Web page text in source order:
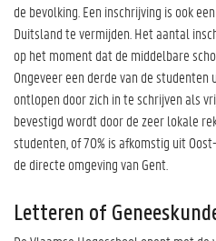
de bevolking. Een inschrijving is ook
Duitsland te vermijden. Het aantal
op het moment dat de middelbare
Ongeveer een derde van de studenten
ontlopen door zich in te schrijven als
bevestigd wordt door de zeer lokale
studenten, of 70% is afkomstig uit
de directe omgeving van Gent.
Letteren of